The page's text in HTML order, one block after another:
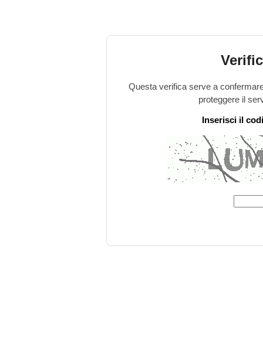
Questa verifica serve a
proteggere il
Inserisci il